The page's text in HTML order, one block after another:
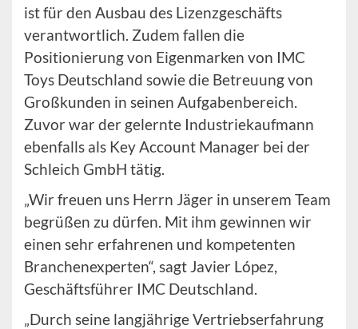
ist für den Ausbau des Lizenzgeschäfts
verantwortlich. Zudem fallen die
Positionierung von Eigenmarken von IMC
Toys Deutschland sowie die Betreuung von
Großkunden in seinen Aufgabenbereich.
Zuvor war der gelernte Industriekaufmann
ebenfalls als Key Account Manager bei der
Schleich GmbH tätig.
„Wir freuen uns Herrn Jäger in unserem Team
begrüßen zu dürfen. Mit ihm gewinnen wir
einen sehr erfahrenen und kompetenten
Branchenexperten“, sagt Javier López,
Geschäftsführer IMC Deutschland.
„Durch seine langjährige Vertriebserfahrung